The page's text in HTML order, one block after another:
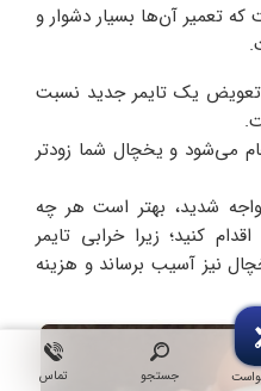
جستجو تماس
تعمیر آن‌ها بسیار دشوار و
تعویض یک تایمر جدید نسبت
می‌شود و یخچال شما زودتر
شدید، بهتر است هر چه
کنید؛ زیرا خرابی تایمر
نیز آسیب برساند و هزینه